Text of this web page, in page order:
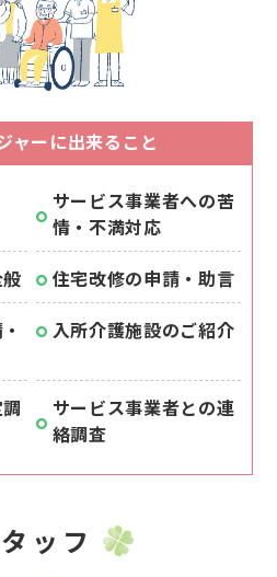
ャーに出来ること
サービス事業者への苦
情・不満対応
住宅改修の申請・助言
入所介護施設のご紹介
サービス事業者との連
絡調査
ッフ